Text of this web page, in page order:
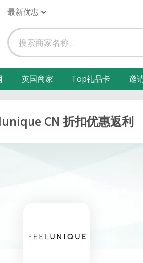
最新优惠
英国商家 Top礼品卡 邀
CN 折扣优惠返利